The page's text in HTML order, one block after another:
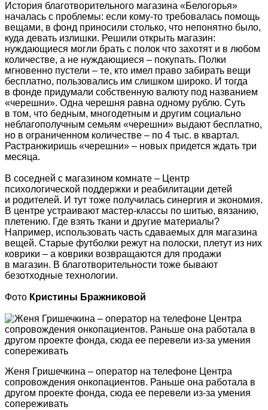
История благотворительного магазина «Белогорья»
началась с проблемы: если кому-то требовалась помощь
вещами, в фонд приносили столько, что непонятно было,
куда девать излишки. Решили открыть магазин:
нуждающиеся могли брать с полок что захотят и в любом
количестве, а не нуждающиеся – покупать. Полки
мгновенно пустели – те, кто имел право забирать вещи
бесплатно, пользовались им слишком широко. И тогда
в фонде придумали собственную валюту под названием
«черешни». Одна черешня равна одному рублю. Суть
в том, что бедным, многодетным и другим социально
неблагополучным семьям «черешни» выдают бесплатно,
но в ограниченном количестве – по 4 тыс. в квартал.
Растранжиришь «черешни» – новых придется ждать три
месяца.
В соседней с магазином комнате – Центр
психологической поддержки и реабилитации детей
и родителей. И тут тоже получилась синергия и экономия.
В центре устраивают мастер-классы по шитью, вязанию,
плетению. Где взять ткани и другие материалы?
Например, использовать часть сдаваемых для магазина
вещей. Старые футболки режут на полоски, плетут из них
коврики – а коврики возвращаются для продажи
в магазин. В благотворительности тоже бывают
безотходные технологии.
Фото Кристины Бражниковой
Женя Гришечкина – оператор на телефоне Центра
сопровождения онкопациентов. Раньше она работала в
другом проекте фонда, сюда ее перевели из-за умения
сопереживать